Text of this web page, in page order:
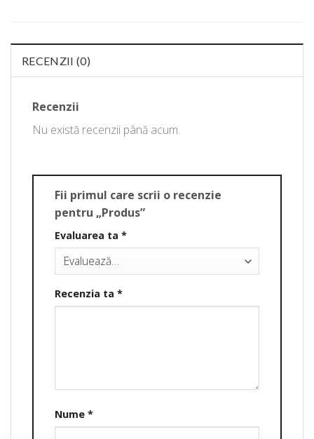
RECENZII (0)
Recenzii
Nu există recenzii până acum.
Fii primul care scrii o recenzie
pentru „Produs”
Evaluarea ta *
Recenzia ta *
Nume *